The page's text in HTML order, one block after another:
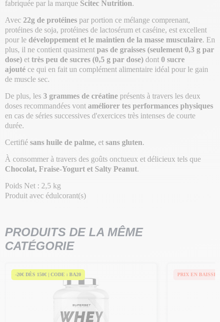
fabriquée par la marque Scitec Nutrition.
Avec 22g de protéines par portion ce mélange comprenant,
protéines de soja, protéines de lactosérum et caséine, est excellent
pour le développement et le maintien de la masse musculaire. En
plus, il ne contient quasiment pas de graisses (seulement 0,3 g par
dose) et très peu de sucres (0,5 g par dose) dont 0 sucre
ajouté ce qui en fait un complément alimentaire idéal pour le gain
de muscle sec.
De plus, les 3 grammes de créatine présents à travers les deux
doses recommandées vont améliorer tes performances physiques
en cas de séries successives d'exercices très intenses de courte
durée.
Certifié sans huile de palme, et sans gluten.
À consommer à travers des goûts onctueux et délicieux tels que
Chocolat, Fraise-Yogurt et Salty Peanut.
Poids Net : 2,5 kg
Produit avec édulcorant(s)
PRODUITS DE LA MÊME
CATÉGORIE
-20€ DÈS 150€ | CODE : BA20 PRIX EN BAISSE